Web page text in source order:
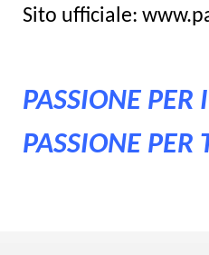
Sito ufficiale:
PASSIONE PER
PASSIONE PER